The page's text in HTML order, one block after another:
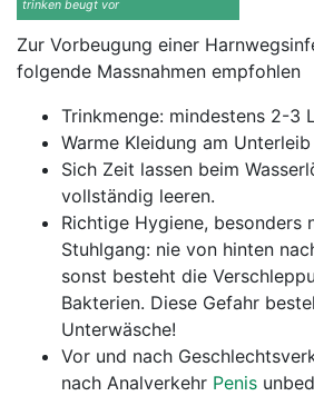
trinken beugt vor
Zur Vorbeugung einer
folgende Massnahmen empfohlen
Trinkmenge: mindestens 2-3
Warme Kleidung am Unterleib
Sich Zeit lassen beim
vollständig leeren.
Richtige Hygiene, besonders
Stuhlgang: nie von hinten
sonst besteht die
Bakterien. Diese Gefahr
Unterwäsche!
Vor und nach
nach Analverkehr Penis